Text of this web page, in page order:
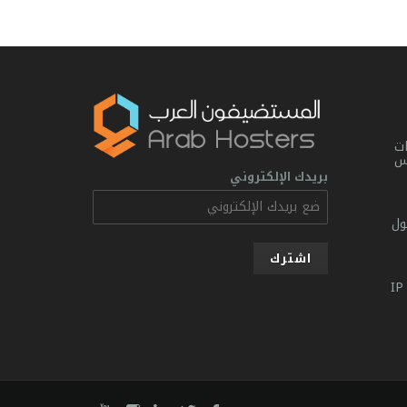
ماذا تفعل عند ظهور هذه الرسالة IP
بريدك الإلكتروني